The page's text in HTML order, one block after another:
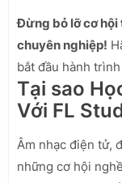
Đừng bỏ lỡ cơ hội
chuyên nghiệp!
bắt đầu hành
Tại sao
Với FL
Âm nhạc điện tử,
những cơ hội